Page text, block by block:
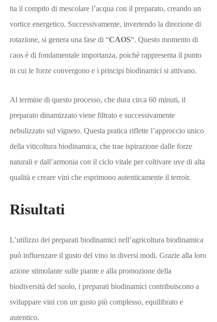
ha il compito di mescolare l’acqua con il preparato, creando un
vortice energetico. Successivamente, invertendo la direzione di
rotazione, si genera una fase di “CAOS“. Questo momento di
caos è di fondamentale importanza, poiché rappresenta il punto
in cui le forze convergono e i principi biodinamici si attivano.
Al termine di questo processo, che dura circa 60 minuti, il
preparato dinamizzato viene filtrato e successivamente
nebulizzato sul vigneto. Questa pratica riflette l’approccio unico
della viticoltura biodinamica, che trae ispirazione dalle forze
naturali e dall’armonia con il ciclo vitale per coltivare uve di alta
qualità e creare vini che esprimono autenticamente il terroir.
Risultati
L’utilizzo dei preparati biodinamici nell’agricoltura biodinamica
può influenzare il gusto del vino in diversi modi. Grazie alla loro
azione stimolante sulle piante e alla promozione della
biodiversità del suolo, i preparati biodinamici contribuiscono a
sviluppare vini con un gusto più complesso, equilibrato e
autentico.